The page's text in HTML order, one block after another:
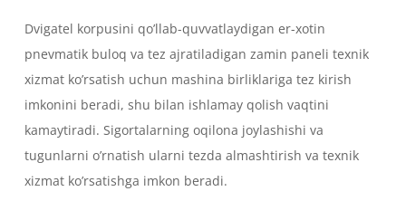
Dvigatel korpusini qo’llab-quvvatlaydigan er-xotin
pnevmatik buloq va tez ajratiladigan zamin paneli texnik
xizmat ko’rsatish uchun mashina birliklariga tez kirish
imkonini beradi, shu bilan ishlamay qolish vaqtini
kamaytiradi. Sigortalarning oqilona joylashishi va
tugunlarni o’rnatish ularni tezda almashtirish va texnik
xizmat ko’rsatishga imkon beradi.